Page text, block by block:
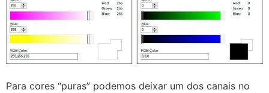
Para cores “puras” podemos deixar um dos canais no